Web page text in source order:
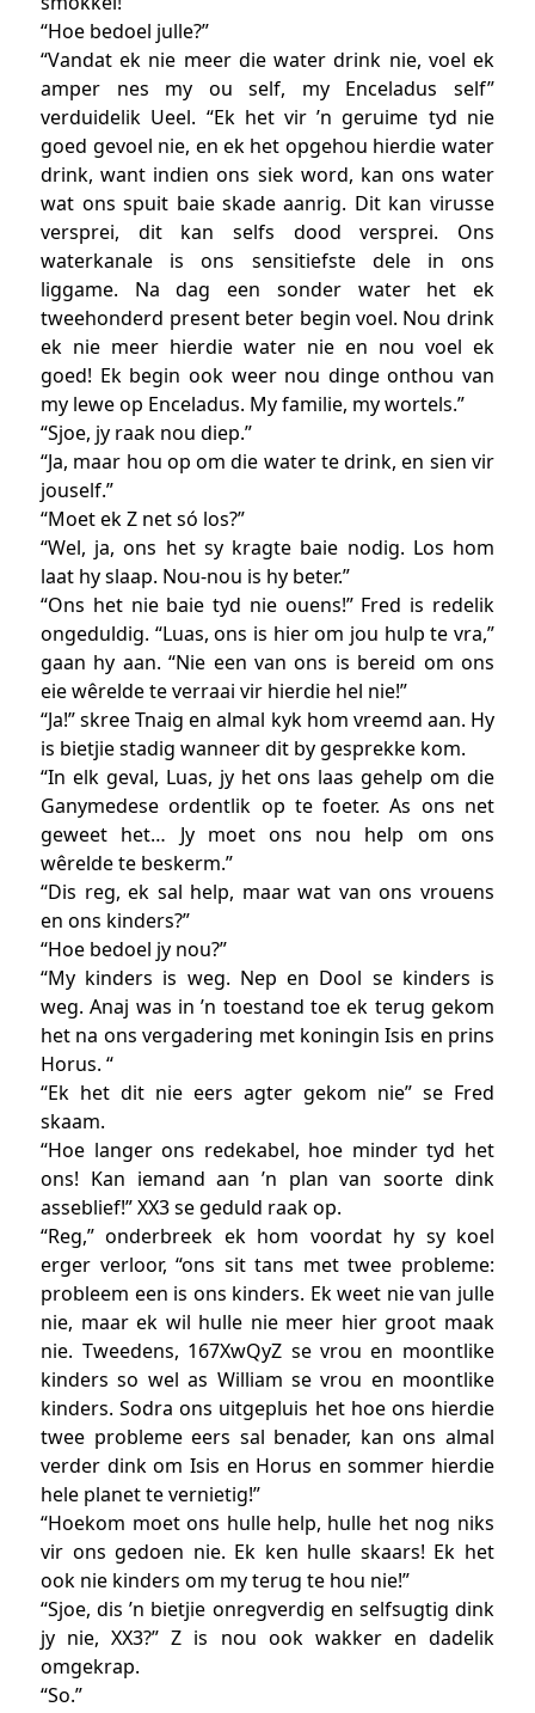
“Hoe bedoel julle?”
“Vandat ek nie meer die water drink nie, voel ek
amper nes my ou self, my Enceladus self”
verduidelik Ueel. “Ek het vir ’n geruime tyd nie
goed gevoel nie, en ek het opgehou hierdie water
drink, want indien ons siek word, kan ons water
wat ons spuit baie skade aanrig. Dit kan virusse
versprei, dit kan selfs dood versprei. Ons
waterkanale is ons sensitiefste dele in ons
liggame. Na dag een sonder water het ek
tweehonderd present beter begin voel. Nou drink
ek nie meer hierdie water nie en nou voel ek
goed! Ek begin ook weer nou dinge onthou van
my lewe op Enceladus. My familie, my wortels.”
“Sjoe, jy raak nou diep.”
“Ja, maar hou op om die water te drink, en sien vir
jouself.”
“Moet ek Z net só los?”
“Wel, ja, ons het sy kragte baie nodig. Los hom
laat hy slaap. Nou-nou is hy beter.”
“Ons het nie baie tyd nie ouens!” Fred is redelik
ongeduldig. “Luas, ons is hier om jou hulp te vra,”
gaan hy aan. “Nie een van ons is bereid om ons
eie wêrelde te verraai vir hierdie hel nie!”
“Ja!” skree Tnaig en almal kyk hom vreemd aan. Hy
is bietjie stadig wanneer dit by gesprekke kom.
“In elk geval, Luas, jy het ons laas gehelp om die
Ganymedese ordentlik op te foeter. As ons net
geweet het… Jy moet ons nou help om ons
wêrelde te beskerm.”
“Dis reg, ek sal help, maar wat van ons vrouens
en ons kinders?”
“Hoe bedoel jy nou?”
“My kinders is weg. Nep en Dool se kinders is
weg. Anaj was in ’n toestand toe ek terug gekom
het na ons vergadering met koningin Isis en prins
Horus. “
“Ek het dit nie eers agter gekom nie” se Fred
skaam.
“Hoe langer ons redekabel, hoe minder tyd het
ons! Kan iemand aan ’n plan van soorte dink
asseblief!” XX3 se geduld raak op.
“Reg,” onderbreek ek hom voordat hy sy koel
erger verloor, “ons sit tans met twee probleme:
probleem een is ons kinders. Ek weet nie van julle
nie, maar ek wil hulle nie meer hier groot maak
nie. Tweedens, 167XwQyZ se vrou en moontlike
kinders so wel as William se vrou en moontlike
kinders. Sodra ons uitgepluis het hoe ons hierdie
twee probleme eers sal benader, kan ons almal
verder dink om Isis en Horus en sommer hierdie
hele planet te vernietig!”
“Hoekom moet ons hulle help, hulle het nog niks
vir ons gedoen nie. Ek ken hulle skaars! Ek het
ook nie kinders om my terug te hou nie!”
“Sjoe, dis ’n bietjie onregverdig en selfsugtig dink
jy nie, XX3?” Z is nou ook wakker en dadelik
omgekrap.
“So.”